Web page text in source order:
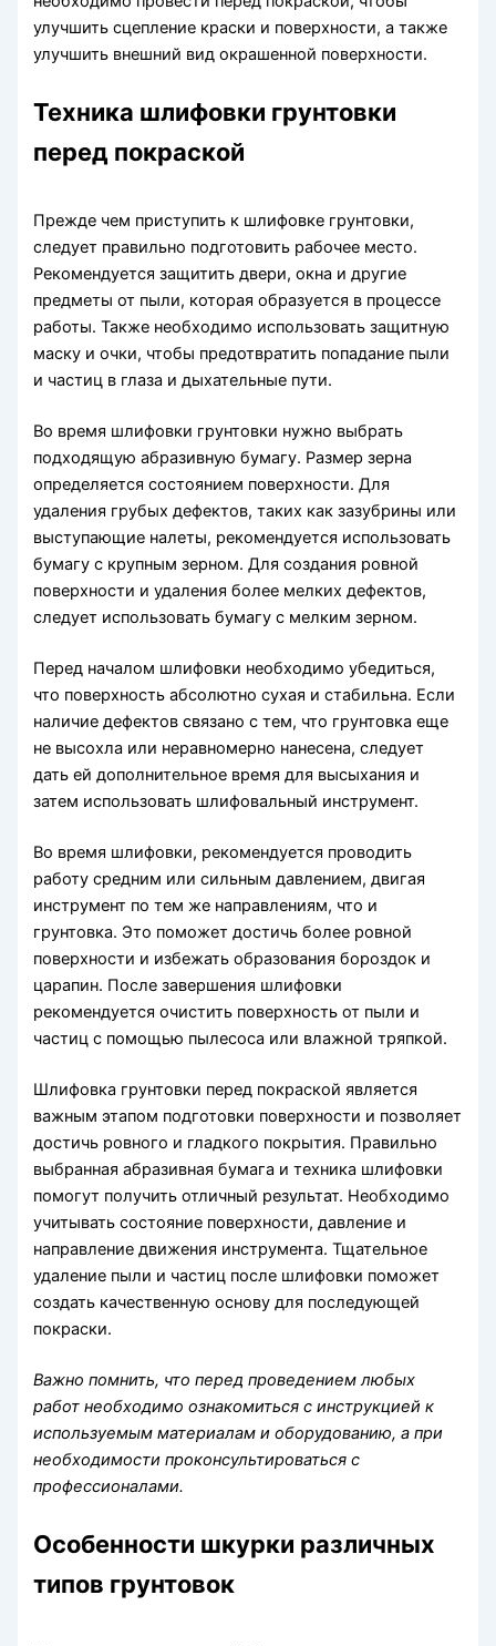
улучшить сцепление краски и поверхности, а также
улучшить внешний вид окрашенной поверхности.
Техника шлифовки грунтовки
перед покраской
Прежде чем приступить к шлифовке грунтовки,
следует правильно подготовить рабочее место.
Рекомендуется защитить двери, окна и другие
предметы от пыли, которая образуется в процессе
работы. Также необходимо использовать защитную
маску и очки, чтобы предотвратить попадание пыли
и частиц в глаза и дыхательные пути.
Во время шлифовки грунтовки нужно выбрать
подходящую абразивную бумагу. Размер зерна
определяется состоянием поверхности. Для
удаления грубых дефектов, таких как зазубрины или
выступающие налеты, рекомендуется использовать
бумагу с крупным зерном. Для создания ровной
поверхности и удаления более мелких дефектов,
следует использовать бумагу с мелким зерном.
Перед началом шлифовки необходимо убедиться,
что поверхность абсолютно сухая и стабильна. Если
наличие дефектов связано с тем, что грунтовка еще
не высохла или неравномерно нанесена, следует
дать ей дополнительное время для высыхания и
затем использовать шлифовальный инструмент.
Во время шлифовки, рекомендуется проводить
работу средним или сильным давлением, двигая
инструмент по тем же направлениям, что и
грунтовка. Это поможет достичь более ровной
поверхности и избежать образования бороздок и
царапин. После завершения шлифовки
рекомендуется очистить поверхность от пыли и
частиц с помощью пылесоса или влажной тряпкой.
Шлифовка грунтовки перед покраской является
важным этапом подготовки поверхности и позволяет
достичь ровного и гладкого покрытия. Правильно
выбранная абразивная бумага и техника шлифовки
помогут получить отличный результат. Необходимо
учитывать состояние поверхности, давление и
направление движения инструмента. Тщательное
удаление пыли и частиц после шлифовки поможет
создать качественную основу для последующей
покраски.
Важно помнить, что перед проведением любых
работ необходимо ознакомиться с инструкцией к
используемым материалам и оборудованию, а при
необходимости проконсультироваться с
профессионалами.
Особенности шкурки различных
типов грунтовок